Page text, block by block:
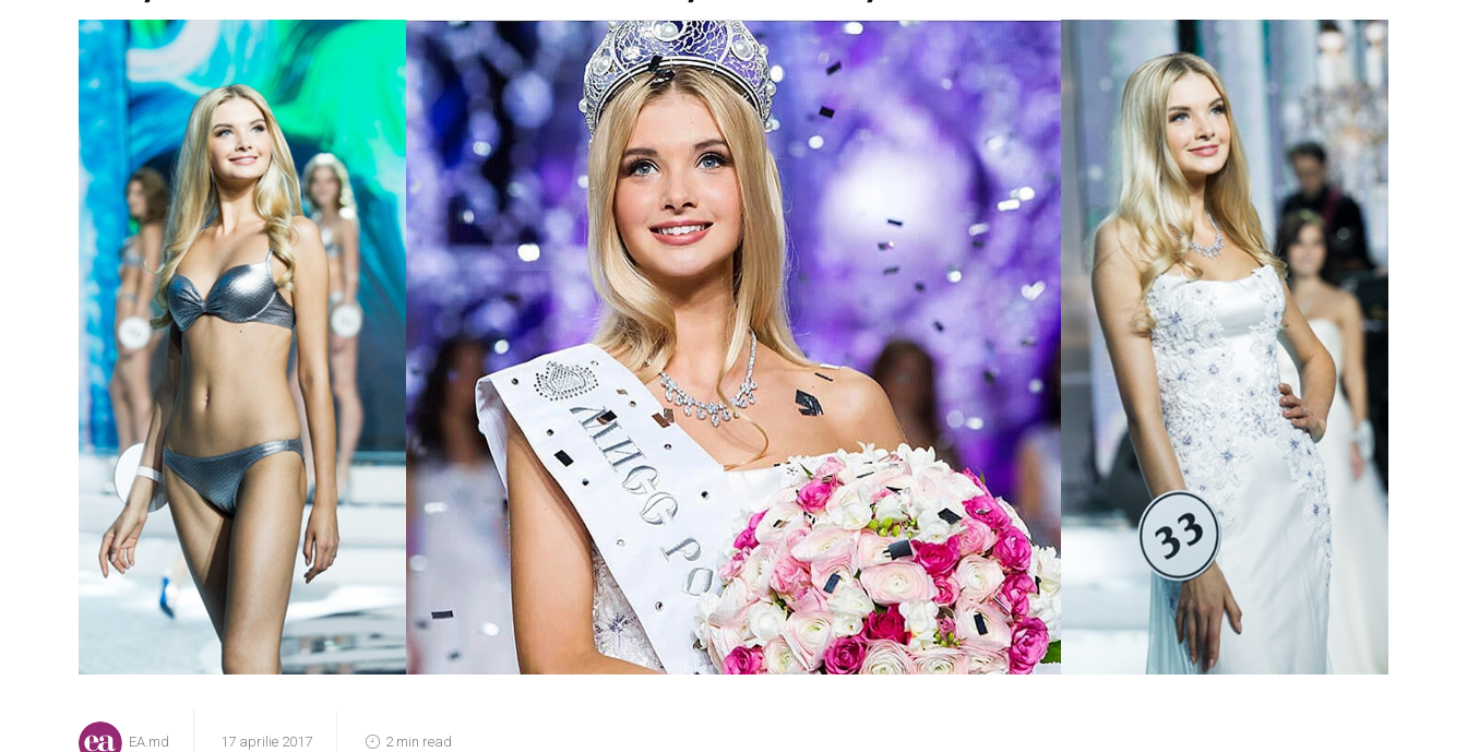
EA.md 17 aprilie 2017 2 min read